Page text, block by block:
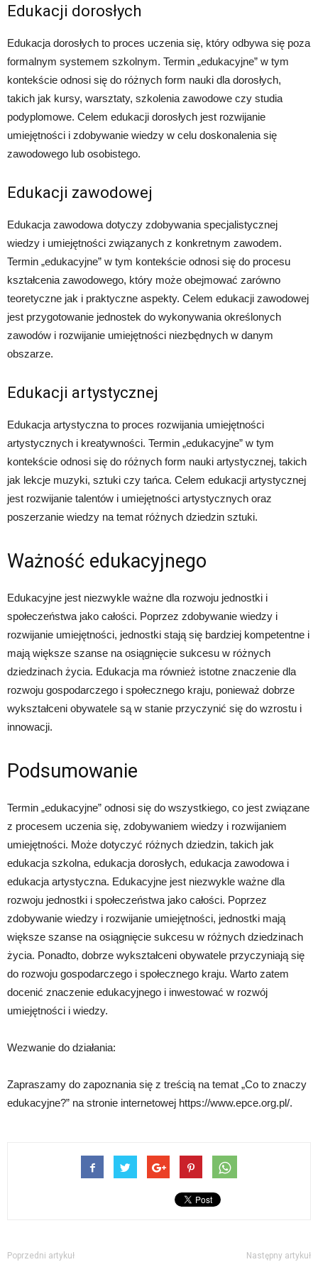
Edukacji dorosłych
Edukacja dorosłych to proces uczenia się, który odbywa się poza
formalnym systemem szkolnym. Termin „edukacyjne” w tym
kontekście odnosi się do różnych form nauki dla dorosłych,
takich jak kursy, warsztaty, szkolenia zawodowe czy studia
podyplomowe. Celem edukacji dorosłych jest rozwijanie
umiejętności i zdobywanie wiedzy w celu doskonalenia się
zawodowego lub osobistego.
Edukacji zawodowej
Edukacja zawodowa dotyczy zdobywania specjalistycznej
wiedzy i umiejętności związanych z konkretnym zawodem.
Termin „edukacyjne” w tym kontekście odnosi się do procesu
kształcenia zawodowego, który może obejmować zarówno
teoretyczne jak i praktyczne aspekty. Celem edukacji zawodowej
jest przygotowanie jednostek do wykonywania określonych
zawodów i rozwijanie umiejętności niezbędnych w danym
obszarze.
Edukacji artystycznej
Edukacja artystyczna to proces rozwijania umiejętności
artystycznych i kreatywności. Termin „edukacyjne” w tym
kontekście odnosi się do różnych form nauki artystycznej, takich
jak lekcje muzyki, sztuki czy tańca. Celem edukacji artystycznej
jest rozwijanie talentów i umiejętności artystycznych oraz
poszerzanie wiedzy na temat różnych dziedzin sztuki.
Ważność edukacyjnego
Edukacyjne jest niezwykle ważne dla rozwoju jednostki i
społeczeństwa jako całości. Poprzez zdobywanie wiedzy i
rozwijanie umiejętności, jednostki stają się bardziej kompetentne i
mają większe szanse na osiągnięcie sukcesu w różnych
dziedzinach życia. Edukacja ma również istotne znaczenie dla
rozwoju gospodarczego i społecznego kraju, ponieważ dobrze
wykształceni obywatele są w stanie przyczynić się do wzrostu i
innowacji.
Podsumowanie
Termin „edukacyjne” odnosi się do wszystkiego, co jest związane
z procesem uczenia się, zdobywaniem wiedzy i rozwijaniem
umiejętności. Może dotyczyć różnych dziedzin, takich jak
edukacja szkolna, edukacja dorosłych, edukacja zawodowa i
edukacja artystyczna. Edukacyjne jest niezwykle ważne dla
rozwoju jednostki i społeczeństwa jako całości. Poprzez
zdobywanie wiedzy i rozwijanie umiejętności, jednostki mają
większe szanse na osiągnięcie sukcesu w różnych dziedzinach
życia. Ponadto, dobrze wykształceni obywatele przyczyniają się
do rozwoju gospodarczego i społecznego kraju. Warto zatem
docenić znaczenie edukacyjnego i inwestować w rozwój
umiejętności i wiedzy.
Wezwanie do działania:
Zapraszamy do zapoznania się z treścią na temat „Co to znaczy
edukacyjne?” na stronie internetowej https://www.epce.org.pl/.
Poprzedni artykuł Następny artykuł